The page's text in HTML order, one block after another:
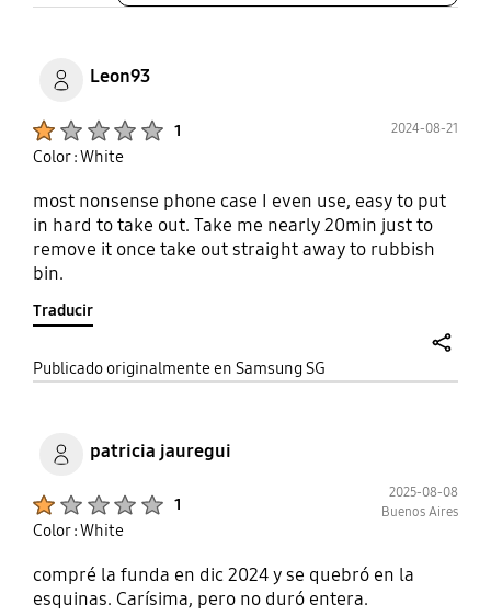
Leon93
1 2024-08-21
Color : White
most nonsense phone case I even use, easy to put
in hard to take out. Take me nearly 20min just to
remove it once take out straight away to rubbish
bin.
Traducir
Publicado originalmente en Samsung SG
patricia jauregui
1
2025-08-08
Buenos Aires
Color : White
compré la funda en dic 2024 y se quebró en la
esquinas. Carísima, pero no duró entera.